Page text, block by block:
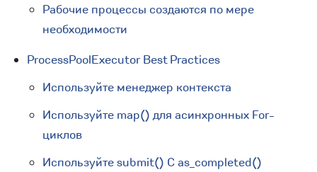
Рабочие процессы создаются по мере
необходимости
ProcessPoolExecutor Best Practices
Используйте менеджер контекста
Используйте map() для асинхронных For-
циклов
Используйте submit() С as_completed()